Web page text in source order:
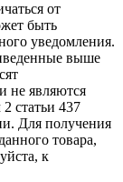
от
быть
уведомления.
выше
не являются
статьи 437
Для получения
товара,
к